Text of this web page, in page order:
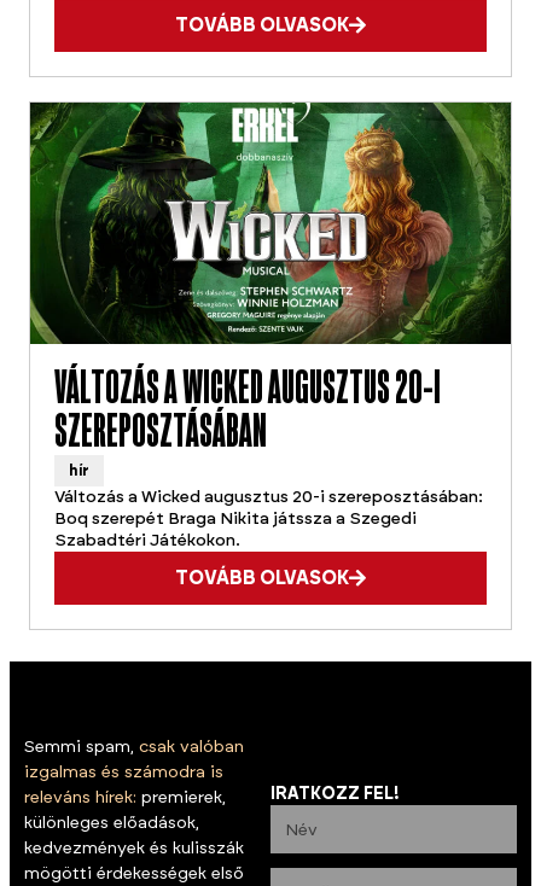
TOVÁBB OLVASOK
VÁLTOZÁS A WICKED AUGUSZTUS 20-I
SZEREPOSZTÁSÁBAN
hír
Változás a Wicked augusztus 20-i szereposztásában:
Boq szerepét Braga Nikita játssza a Szegedi
Szabadtéri Játékokon.
TOVÁBB OLVASOK
Semmi spam, csak valóban
izgalmas és számodra is
releváns hírek: premierek,
különleges előadások,
kedvezmények és kulisszák
mögötti érdekességek első
IRATKOZZ FEL!